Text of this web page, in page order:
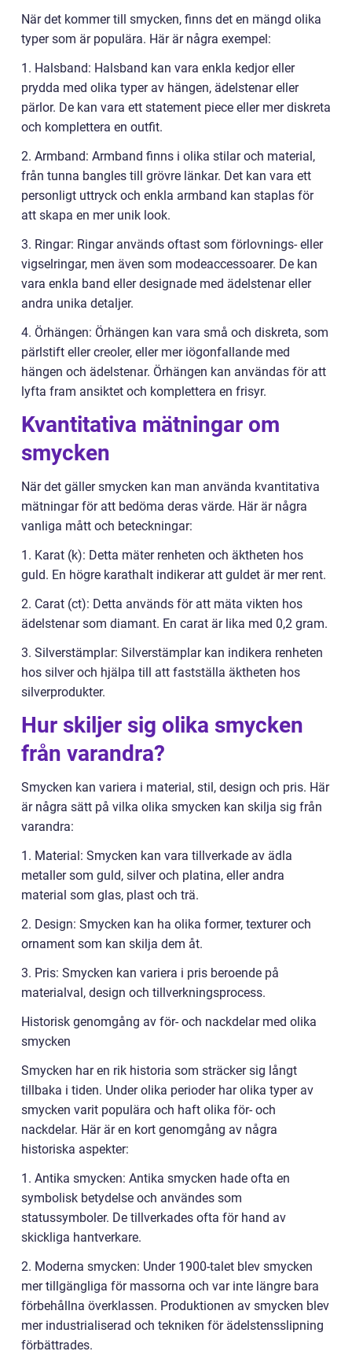
När det kommer till smycken, finns det en mängd olika
typer som är populära. Här är några exempel:
1. Halsband: Halsband kan vara enkla kedjor eller
prydda med olika typer av hängen, ädelstenar eller
pärlor. De kan vara ett statement piece eller mer diskreta
och komplettera en outfit.
2. Armband: Armband finns i olika stilar och material,
från tunna bangles till grövre länkar. Det kan vara ett
personligt uttryck och enkla armband kan staplas för
att skapa en mer unik look.
3. Ringar: Ringar används oftast som förlovnings- eller
vigselringar, men även som modeaccessoarer. De kan
vara enkla band eller designade med ädelstenar eller
andra unika detaljer.
4. Örhängen: Örhängen kan vara små och diskreta, som
pärlstift eller creoler, eller mer iögonfallande med
hängen och ädelstenar. Örhängen kan användas för att
lyfta fram ansiktet och komplettera en frisyr.
Kvantitativa mätningar om
smycken
När det gäller smycken kan man använda kvantitativa
mätningar för att bedöma deras värde. Här är några
vanliga mått och beteckningar:
1. Karat (k): Detta mäter renheten och äktheten hos
guld. En högre karathalt indikerar att guldet är mer rent.
2. Carat (ct): Detta används för att mäta vikten hos
ädelstenar som diamant. En carat är lika med 0,2 gram.
3. Silverstämplar: Silverstämplar kan indikera renheten
hos silver och hjälpa till att fastställa äktheten hos
silverprodukter.
Hur skiljer sig olika smycken
från varandra?
Smycken kan variera i material, stil, design och pris. Här
är några sätt på vilka olika smycken kan skilja sig från
varandra:
1. Material: Smycken kan vara tillverkade av ädla
metaller som guld, silver och platina, eller andra
material som glas, plast och trä.
2. Design: Smycken kan ha olika former, texturer och
ornament som kan skilja dem åt.
3. Pris: Smycken kan variera i pris beroende på
materialval, design och tillverkningsprocess.
Historisk genomgång av för- och nackdelar med olika
smycken
Smycken har en rik historia som sträcker sig långt
tillbaka i tiden. Under olika perioder har olika typer av
smycken varit populära och haft olika för- och
nackdelar. Här är en kort genomgång av några
historiska aspekter:
1. Antika smycken: Antika smycken hade ofta en
symbolisk betydelse och användes som
statussymboler. De tillverkades ofta för hand av
skickliga hantverkare.
2. Moderna smycken: Under 1900-talet blev smycken
mer tillgängliga för massorna och var inte längre bara
förbehållna överklassen. Produktionen av smycken blev
mer industrialiserad och tekniken för ädelstensslipning
förbättrades.